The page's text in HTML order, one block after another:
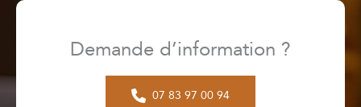
Demande d’information ?
07 83 97 00 94